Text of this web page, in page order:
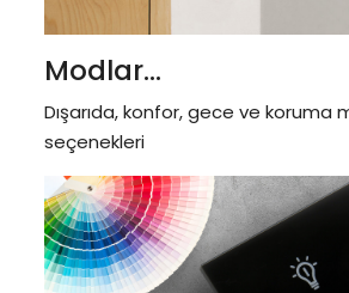
Modlar...
Dışarıda, konfor, gece ve koruma
seçenekleri